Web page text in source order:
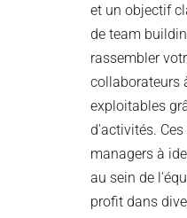
et un objectif
de team
rassembler
collaborateurs
exploitables
d'activités.
managers à
au sein de
profit dans